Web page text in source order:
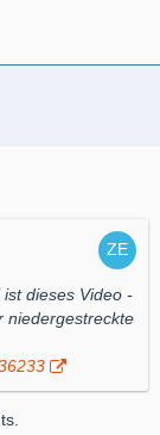
dieses Video -
niedergestreckte